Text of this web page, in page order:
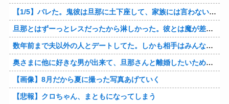
【1/5】バレた。鬼彼は旦那に土下座して、家族には言わないで下さいって…。いつの間にか子供も出来ていたようで私はドン引きでした。→お前の旦那はお前にドン引きだよｗ
旦那とはずーっとレスだったから淋しかった。彼とは魔が差したというか恋に恋してしまって… 結婚してくれ！って言われたけど、それは彼が毎日色々したいだけ。やっと目が覚めた。
数年前まで夫以外の人とデートしてた。しかも相手はみんな夫の仕事関係の人。例えるなら夫はサッカーチームの管理栄養士、デート相手複数人は全員そのサッカーチーム選手みたいな。
奥さまに他に好きな男が出来て、旦那さんと離婚したいため旦那さんのＤＶをでっちあげて、まんまと周りを騙している話を聞いたのは、未来の鬼女たちだったｗ
【画像】8月だから夏に撮った写真あげていく
【悲報】クロちゃん、まともになってしまう